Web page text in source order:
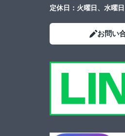
定休日： 火曜日、水曜日
お問い